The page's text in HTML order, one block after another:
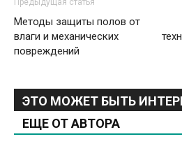
Предыдущая статья
Методы защиты полов от
влаги и механических
повреждений
ЭТО МОЖЕТ БЫТЬ
ЕЩЕ ОТ АВТОРА